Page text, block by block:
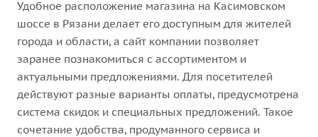
Удобное расположение магазина на Касимовском
шоссе в Рязани делает его доступным для жителей
города и области, а сайт компании позволяет
заранее познакомиться с ассортиментом и
актуальными предложениями. Для посетителей
действуют разные варианты оплаты, предусмотрена
система скидок и специальных предложений. Такое
сочетание удобства, продуманного сервиса и